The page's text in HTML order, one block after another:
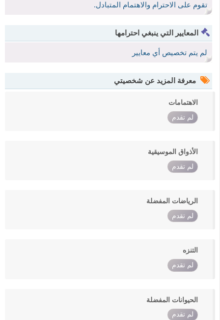
تقوم على الاحترام والاهتمام المتبادل.
المعايير التي ينبغي احترامها
لم يتم تخصيص أي معايير
معرفة المزيد عن شخصيتي
الاهتمامات
لم تقدم
الأذواق الموسيقية
لم تقدم
الرياضات المفضلة
لم تقدم
التنزه
لم تقدم
الحيوانات المفضلة
لم تقدم